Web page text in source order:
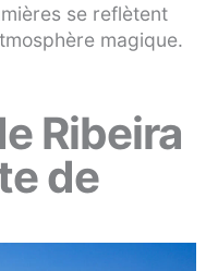
se reflètent
magique.
Ribeira
de